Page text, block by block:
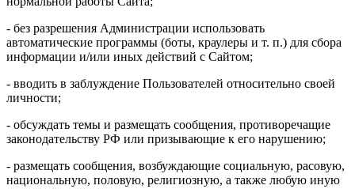
- без разрешения Администрации использовать
автоматические программы (боты, краулеры и т. п.) для сбора
информации и/или иных действий с Сайтом;
- вводить в заблуждение Пользователей относительно своей
личности;
- обсуждать темы и размещать сообщения, противоречащие
законодательству РФ или призывающие к его нарушению;
- размещать сообщения, возбуждающие социальную, расовую,
национальную, половую, религиозную, а также любую иную